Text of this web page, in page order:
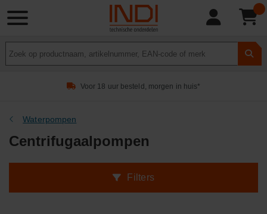
Voor 18 uur besteld, morgen in huis*
Waterpompen
Centrifugaalpompen
Filters